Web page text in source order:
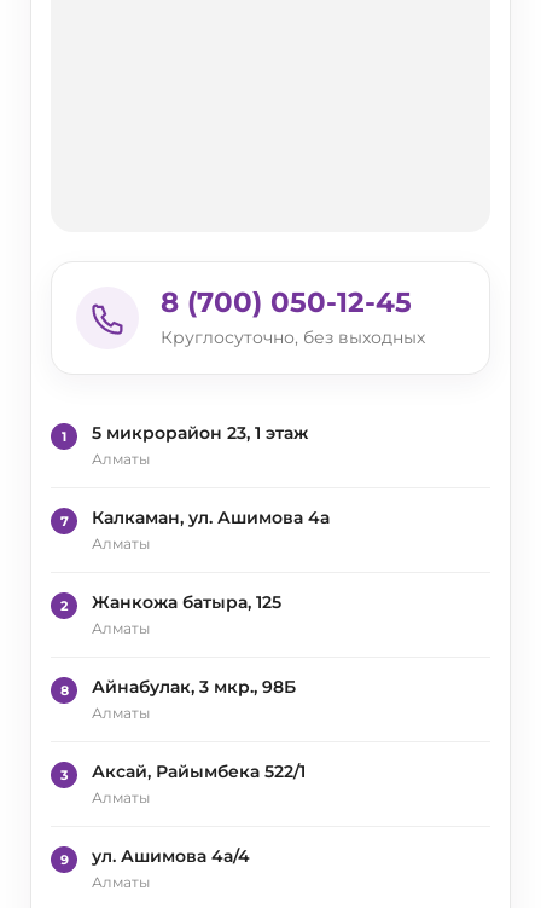
8 (700) 050-12-45
Круглосуточно, без выходных
1 5 микрорайон 23, 1 этаж
Алматы
7 Калкаман, ул. Ашимова 4а
Алматы
2 Жанкожа батыра, 125
Алматы
8 Айнабулак, 3 мкр., 98Б
Алматы
3 Аксай, Райымбека 522/1
Алматы
9 ул. Ашимова 4а/4
Алматы